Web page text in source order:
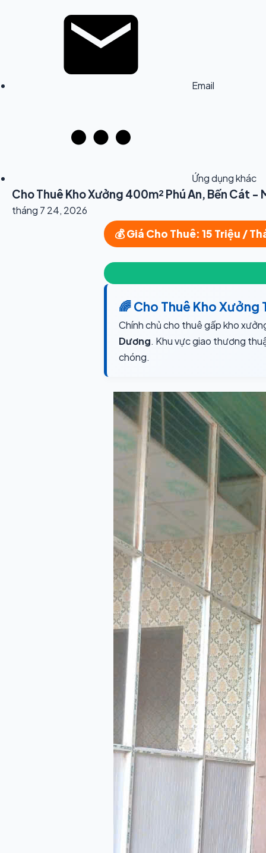
Email
Ứng dụng khác
Cho Thuê Kho Xưởng 400m² Phú An, Bến Cát
tháng 7 24, 2026
💰 Giá Cho Thuê: 15 Triệu /
🌈 Cho Thuê Kho
Chính chủ cho thuê gấp kho
Dương. Khu vực giao thương
chóng.